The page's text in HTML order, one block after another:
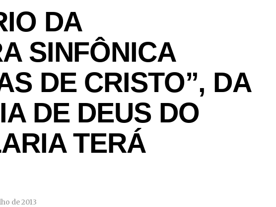
DA
SINFÔNICA
DE CRISTO”, DA
DE DEUS DO
TERÁ
de 2013